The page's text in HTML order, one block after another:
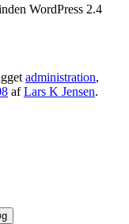
WordPress 2.4
administration,
afLars K Jensen.